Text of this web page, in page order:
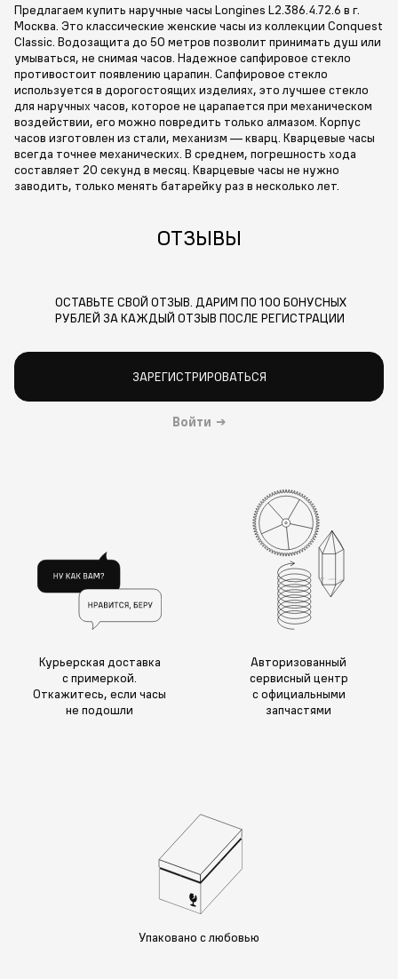
Предлагаем купить наручные часы Longines L2.386.4.72.6 в г.
Москва. Это классические женские часы из коллекции Conquest
Classic. Водозащита до 50 метров позволит принимать душ или
умываться, не снимая часов. Надежное сапфировое стекло
противостоит появлению царапин. Сапфировое стекло
используется в дорогостоящих изделиях, это лучшее стекло
для наручных часов, которое не царапается при механическом
воздействии, его можно повредить только алмазом. Корпус
часов изготовлен из стали, механизм — кварц. Кварцевые часы
всегда точнее механических. В среднем, погрешность хода
составляет 20 секунд в месяц. Кварцевые часы не нужно
заводить, только менять батарейку раз в несколько лет.
ОТЗЫВЫ
ОСТАВЬТЕ СВОЙ ОТЗЫВ. ДАРИМ ПО 100 БОНУСНЫХ
РУБЛЕЙ ЗА КАЖДЫЙ ОТЗЫВ ПОСЛЕ РЕГИСТРАЦИИ
ЗАРЕГИСТРИРОВАТЬСЯ
Войти →
Курьерская доставка
с примеркой.
Откажитесь, если часы
не подошли
Авторизованный
сервисный центр
с официальными
запчастями
Упаковано с любовью